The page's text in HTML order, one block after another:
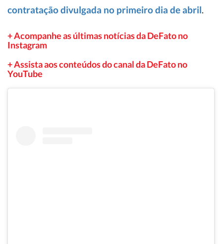
contratação divulgada no primeiro dia de abril.
+ Acompanhe as últimas notícias da DeFato no
Instagram
+ Assista aos conteúdos do canal da DeFato no
YouTube